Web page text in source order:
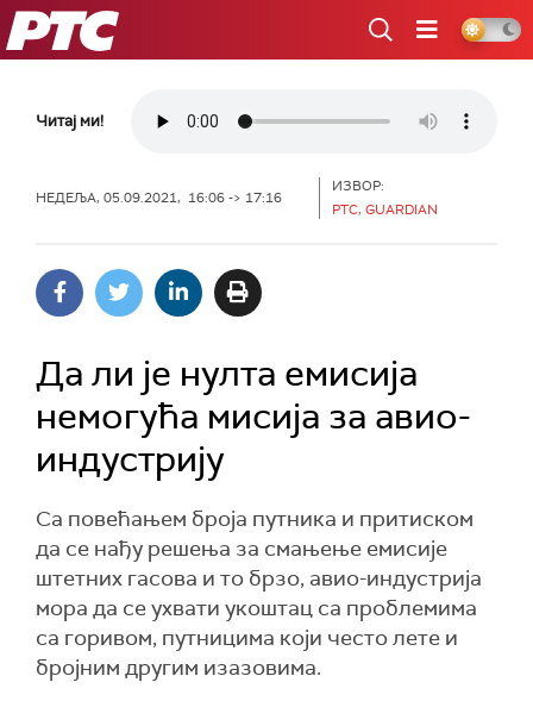
РТС
Читај ми!
НЕДЕЉА, 05.09.2021, 16:06 -> 17:16
ИЗВОР:
РТС, GUARDIAN
Да ли је нулта емисија
немогућа мисија за авио-
индустрију
Са повећањем броја путника и притиском
да се нађу решења за смањење емисије
штетних гасова и то брзо, авио-индустрија
мора да се ухвати укоштац са проблемима
са горивом, путницима који често лете и
бројним другим изазовима.